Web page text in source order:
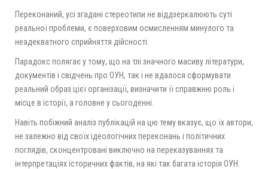
Переконаний, усі згадані стереотипи не віддзеркалюють суті
реальної проблеми, є поверховим осмисленням минулого та
неадекватного сприйняття дійсності.
Парадокс полягає у тому, що на тлі значного масиву літератури,
документів і свідчень про ОУН, так і не вдалося сформувати
реальний образ цієї організації, визначити її справжню роль і
місце в історії, а головне у сьогоденні.
Навіть побіжний аналіз публікацій на цю тему вказує, що їх автори,
не залежно від своїх ідеологічних переконань і політичних
поглядів, сконцентровані виключно на переказуваннях та
інтерпретаціях історичних фактів, на які так багата історія ОУН.